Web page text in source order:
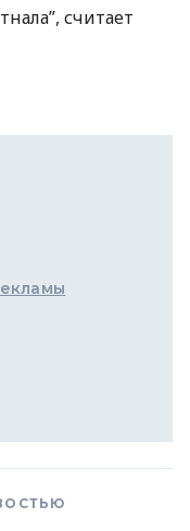
считает